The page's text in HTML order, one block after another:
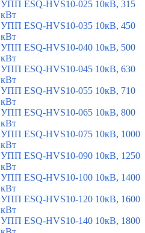
УПП ESQ-HVS10-025 10кВ, 315
кВт
УПП ESQ-HVS10-035 10кВ, 450
кВт
УПП ESQ-HVS10-040 10кВ, 500
кВт
УПП ESQ-HVS10-045 10кВ, 630
кВт
УПП ESQ-HVS10-055 10кВ, 710
кВт
УПП ESQ-HVS10-065 10кВ, 800
кВт
УПП ESQ-HVS10-075 10кВ, 1000
кВт
УПП ESQ-HVS10-090 10кВ, 1250
кВт
УПП ESQ-HVS10-100 10кВ, 1400
кВт
УПП ESQ-HVS10-120 10кВ, 1600
кВт
УПП ESQ-HVS10-140 10кВ, 1800